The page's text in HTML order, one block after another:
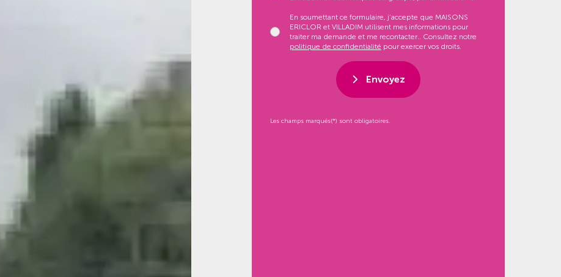
En soumettant ce formulaire, j’accepte que MAISONS
ERICLOR et VILLADIM utilisent mes informations pour
traiter ma demande et me recontacter.. Consultez notre
politique de confidentialité pour exercer vos droits.
Envoyez
Les champs marqués(*) sont obligatoires.